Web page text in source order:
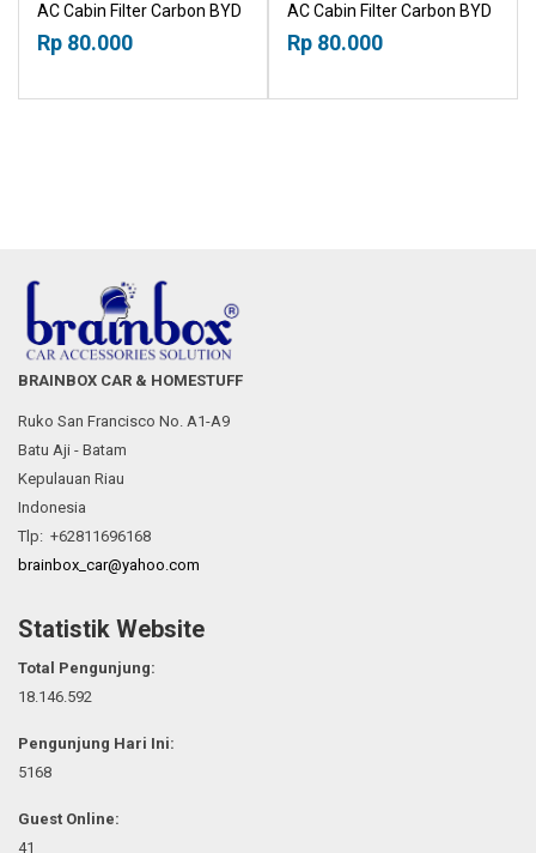
AC Cabin Filter Carbon BYD
Dolphin 2021+ 21019530
Rp 80.000
AC Cabin Filter Carbon BYD
Atto-3 2021+ 21019530
Rp 80.000
BRAINBOX CAR & HOMESTUFF
Ruko San Francisco No. A1-A9
Batu Aji - Batam
Kepulauan Riau
Indonesia
Tlp: +62811696168
brainbox_car@yahoo.com
Statistik Website
Total Pengunjung:
18.146.592
Pengunjung Hari Ini:
5168
Guest Online:
41